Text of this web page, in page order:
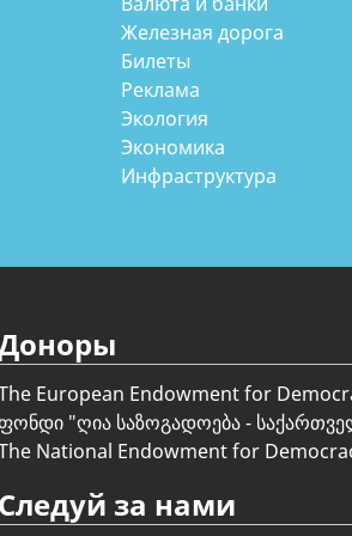
Железная дорога
Билеты
Реклама
Экология
Экономика
Инфраструктура
European Endowment for
"ღია საზოგადოება -
National Endowment for
Следуй за нами